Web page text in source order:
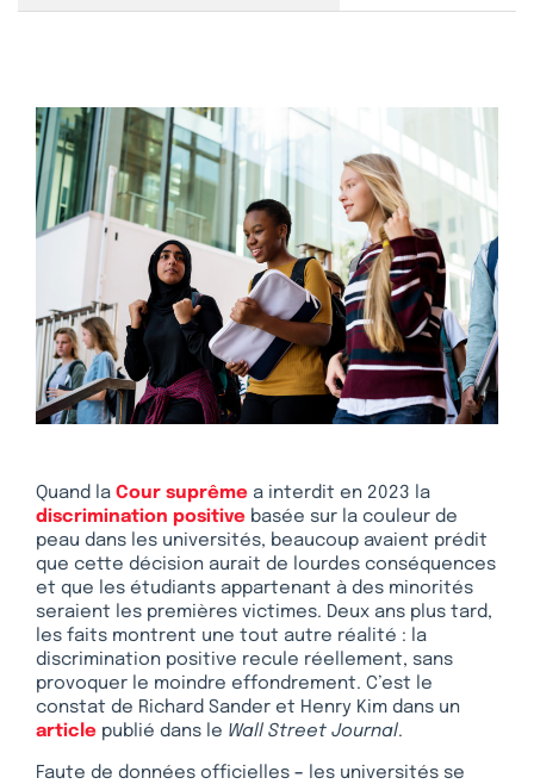
Quand la Cour suprême a interdit en 2023 la
discrimination positive basée sur la couleur de
peau dans les universités, beaucoup avaient prédit
que cette décision aurait de lourdes conséquences
et que les étudiants appartenant à des minorités
seraient les premières victimes. Deux ans plus tard,
les faits montrent une tout autre réalité : la
discrimination positive recule réellement, sans
provoquer le moindre effondrement. C’est le
constat de Richard Sander et Henry Kim dans un
article publié dans le Wall Street Journal.
Faute de données officielles – les universités se